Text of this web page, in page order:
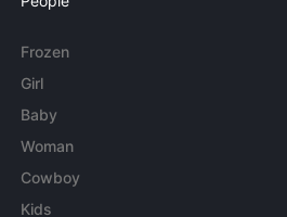
Frozen
Girl
Baby
Woman
Cowboy
Kids